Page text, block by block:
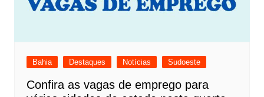
Bahia Destaques Notícias Sudoeste
Confira as vagas de emprego para